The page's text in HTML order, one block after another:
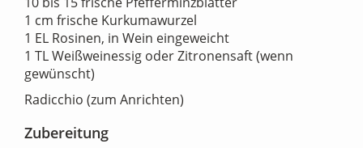
1 cm frische Kurkumawurzel
1 EL Rosinen, in Wein eingeweicht
1 TL Weißweinessig oder Zitronensaft (wenn
gewünscht)
Radicchio (zum Anrichten)
Zubereitung